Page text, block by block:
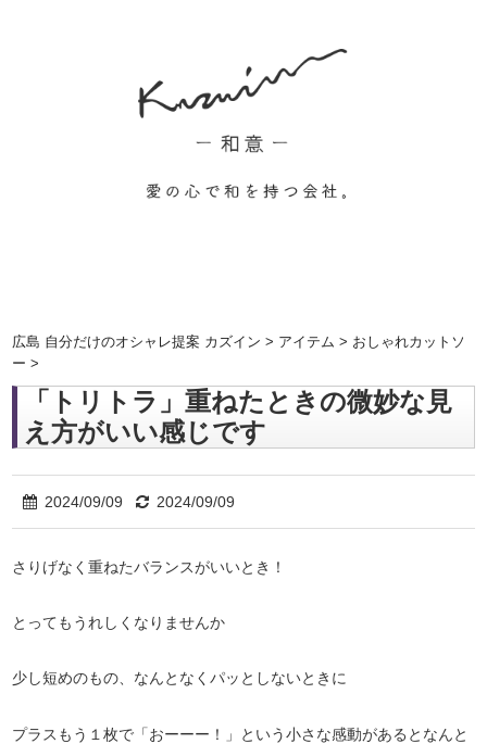
広島 自分だけのオシャレ提案 カズイン > アイテム > おしゃれカットソ
ー >
「トリトラ」重ねたときの微妙な見
え方がいい感じです
2024/09/09 2024/09/09
さりげなく重ねたバランスがいいとき！
とってもうれしくなりませんか
少し短めのもの、なんとなくパッとしないときに
プラスもう１枚で「おーーー！」という小さな感動があるとなんと